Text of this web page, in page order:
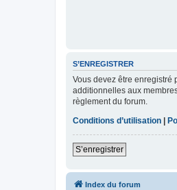
S’ENREGISTRER
Vous devez être enregistré
additionnelles aux
règlement du forum.
Conditions d’utilisation
S’enregistrer
Index du forum